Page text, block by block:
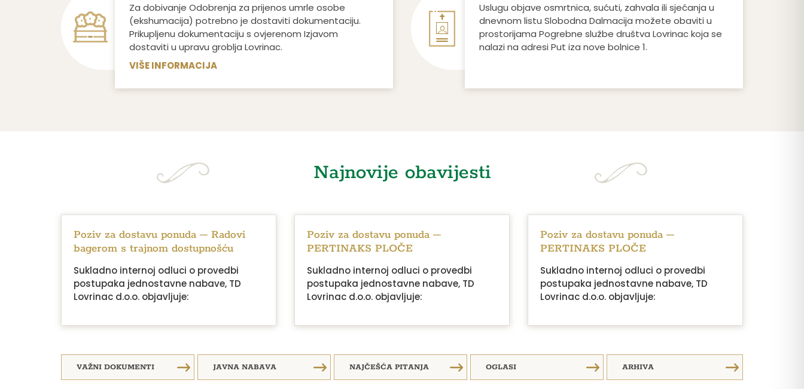
Za dobivanje Odobrenja za prijenos umrle osobe
(ekshumacija) potrebno je dostaviti dokumentaciju.
Prikupljenu dokumentaciju s ovjerenom Izjavom
dostaviti u upravu groblja Lovrinac.
VIŠE INFORMACIJA
Uslugu objave osmrtnica, sućuti, zahvala ili sjećanja u
dnevnom listu Slobodna Dalmacija možete obaviti u
prostorijama Pogrebne službe društva Lovrinac koja se
nalazi na adresi Put iza nove bolnice 1.
Najnovije obavijesti
Poziv za dostavu ponuda – Radovi
bagerom s trajnom dostupnošću
Sukladno internoj odluci o provedbi
postupaka jednostavne nabave, TD
Lovrinac d.o.o. objavljuje:
Poziv za dostavu ponuda –
PERTINAKS PLOČE
Sukladno internoj odluci o provedbi
postupaka jednostavne nabave, TD
Lovrinac d.o.o. objavljuje:
Poziv za dostavu ponuda –
PERTINAKS PLOČE
Sukladno internoj odluci o provedbi
postupaka jednostavne nabave, TD
Lovrinac d.o.o. objavljuje:
VAŽNI DOKUMENTI JAVNA NABAVA NAJČEŠĆA PITANJA OGLASI ARHIVA